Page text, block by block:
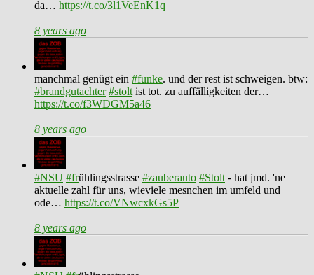
da… https://t.co/3l1VeEnK1q
8 years ago
manchmal genügt ein #funke. und der rest ist schweigen. btw:
#brandgutachter #stolt ist tot. zu auffälligkeiten der…
https://t.co/f3WDGM5a46
8 years ago
#NSU #frühlingsstrasse #zauberauto #Stolt - hat jmd. 'ne
aktuelle zahl für uns, wieviele mesnchen im umfeld und
ode… https://t.co/VNwcxkGs5P
8 years ago